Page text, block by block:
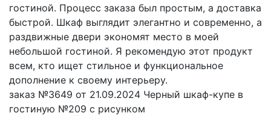
гостиной. Процесс заказа был простым, а доставка
быстрой. Шкаф выглядит элегантно и современно, а
раздвижные двери экономят место в моей
небольшой гостиной. Я рекомендую этот продукт
всем, кто ищет стильное и функциональное
дополнение к своему интерьеру.
заказ №3649 от 21.09.2024 Черный шкаф-купе в
гостиную №209 с рисунком